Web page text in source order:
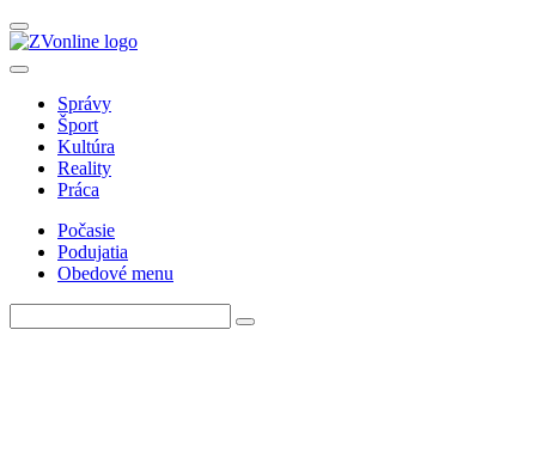
Správy
Šport
Kultúra
Reality
Práca
Počasie
Podujatia
Obedové menu